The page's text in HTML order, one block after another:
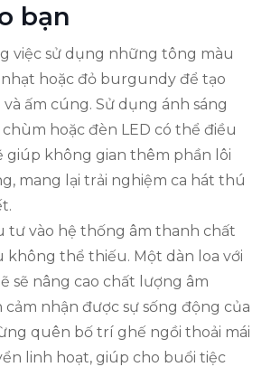
bạn
việc sử dụng những tông màu
hoặc đỏ burgundy để tạo
ấm cúng. Sử dụng ánh sáng
hoặc đèn LED có thể điều
giúp không gian thêm phần lôi
mang lại trải nghiệm ca hát thú
tư vào hệ thống âm thanh chất
không thể thiếu. Một dàn loa với
sẽ nâng cao chất lượng âm
nhận được sự sống động của
quên bố trí ghế ngồi thoải mái
linh hoạt, giúp cho buổi tiệc